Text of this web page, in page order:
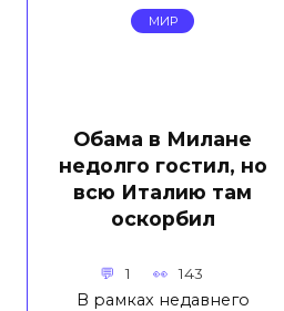
МИР
Обама в Милане
недолго гостил, но
всю Италию там
оскорбил
1 143
В рамках недавнего